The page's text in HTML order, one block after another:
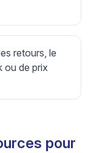
retours, le
ou de prix
pour